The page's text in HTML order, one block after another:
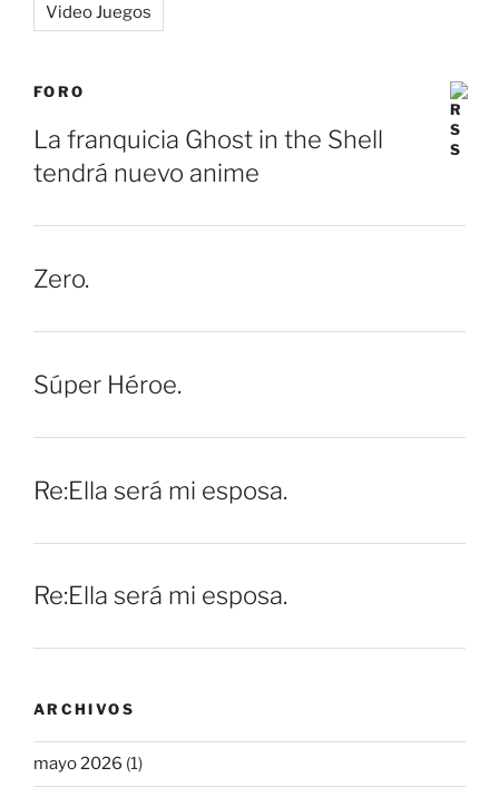
Video Juegos
FORO
La franquicia Ghost in the Shell
tendrá nuevo anime
Zero.
Súper Héroe.
Re:Ella será mi esposa.
Re:Ella será mi esposa.
ARCHIVOS
mayo 2026 (1)